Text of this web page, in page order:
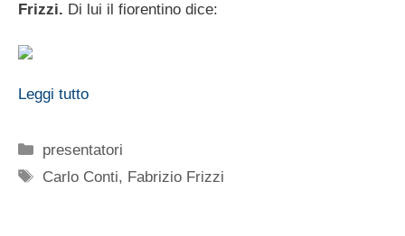
Frizzi. Di lui il fiorentino dice:
Leggi tutto
Categorie
presentatori
Tag
Carlo Conti, Fabrizio Frizzi